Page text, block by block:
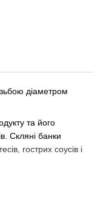
діаметром
та його
Скляні банки
гострих соусів і